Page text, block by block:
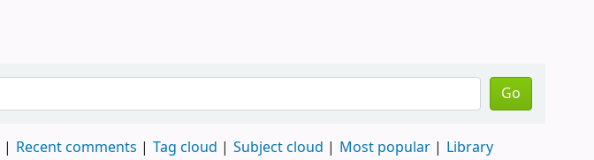
Go
Recent comments Tag cloud Subject cloud Most popular Library